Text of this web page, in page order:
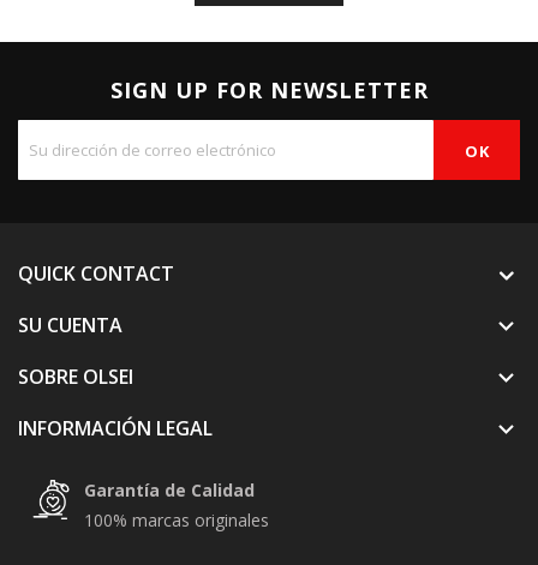
SIGN UP FOR NEWSLETTER
QUICK CONTACT
SU CUENTA

SOBRE OLSEI 
INFORMACIÓN LEGAL 
Garantía de Calidad
100% marcas originales